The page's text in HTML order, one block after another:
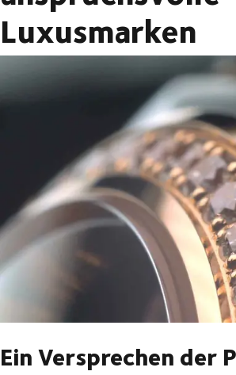
Luxusmarken
Ein Versprechen der